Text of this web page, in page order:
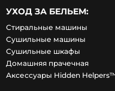
УХОД ЗА БЕЛЬЕМ:
Стиральные машины
Сушильные машины
Сушильные шкафы
Домашняя прачечная
Аксессуары Hidden